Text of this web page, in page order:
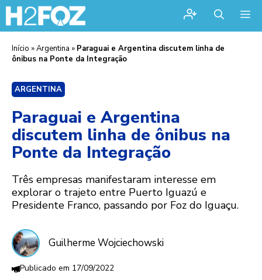
Início »Argentina » Paraguai e Argentina discutem linha de
ônibus na Ponte da Integração
ARGENTINA
Paraguai e Argentina
discutem linha de ônibus na
Ponte da Integração
Três empresas manifestaram interesse em
explorar o trajeto entre Puerto Iguazú e
Presidente Franco, passando por Foz do Iguaçu.
Guilherme Wojciechowski
17/09/2022